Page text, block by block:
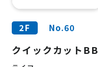
2F No.60
クイックカットBB